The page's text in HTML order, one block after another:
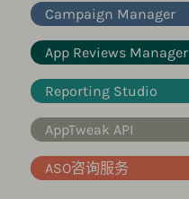
Campaign Manager
App Reviews Manager
Reporting Studio
AppTweak API
ASO咨询服务